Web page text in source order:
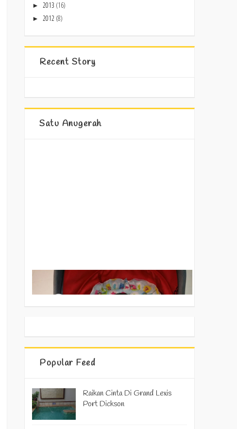
► 2013 (16)
► 2012 (8)
Recent Story
Satu Anugerah
Popular Feed
Raikan Cinta Di Grand Lexis
Port Dickson